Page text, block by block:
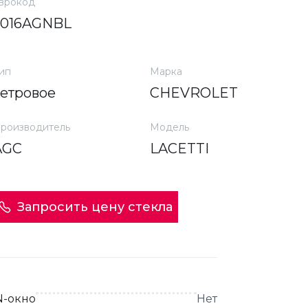
Марка
CHEVROLET
Модель
LACETTI
Запросить цену стекла
окно Нет